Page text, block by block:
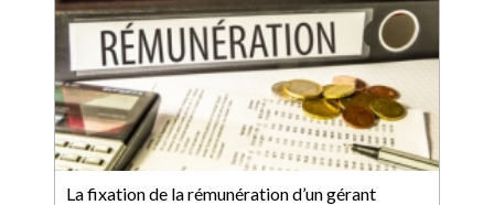
La fixation de la rémunération d’un gérant